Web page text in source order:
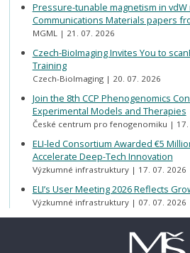
Pressure-tunable magnetism in
Communications Materials papers
MGML 21. 07. 2026
Czech-BioImaging Invites You to
Training
Czech-BioImaging 20. 07. 2026
Join the 8th CCP Phenogenomics
Experimental Models and Therapies
České centrum pro fenogenomiku
ELI-led Consortium Awarded €5
Accelerate Deep-Tech Innovation
Výzkumné infrastruktury 17. 07. 2026
ELI’s User Meeting 2026 Reflects
Výzkumné infrastruktury 07. 07. 2026